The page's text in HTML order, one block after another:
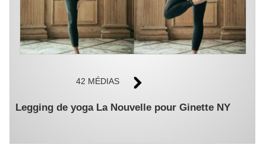
42 MÉDIAS
Legging de yoga La Nouvelle pour Ginette NY